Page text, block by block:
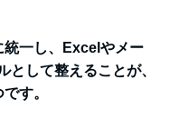
統一し、Excelやメー
として整えることが、
す。